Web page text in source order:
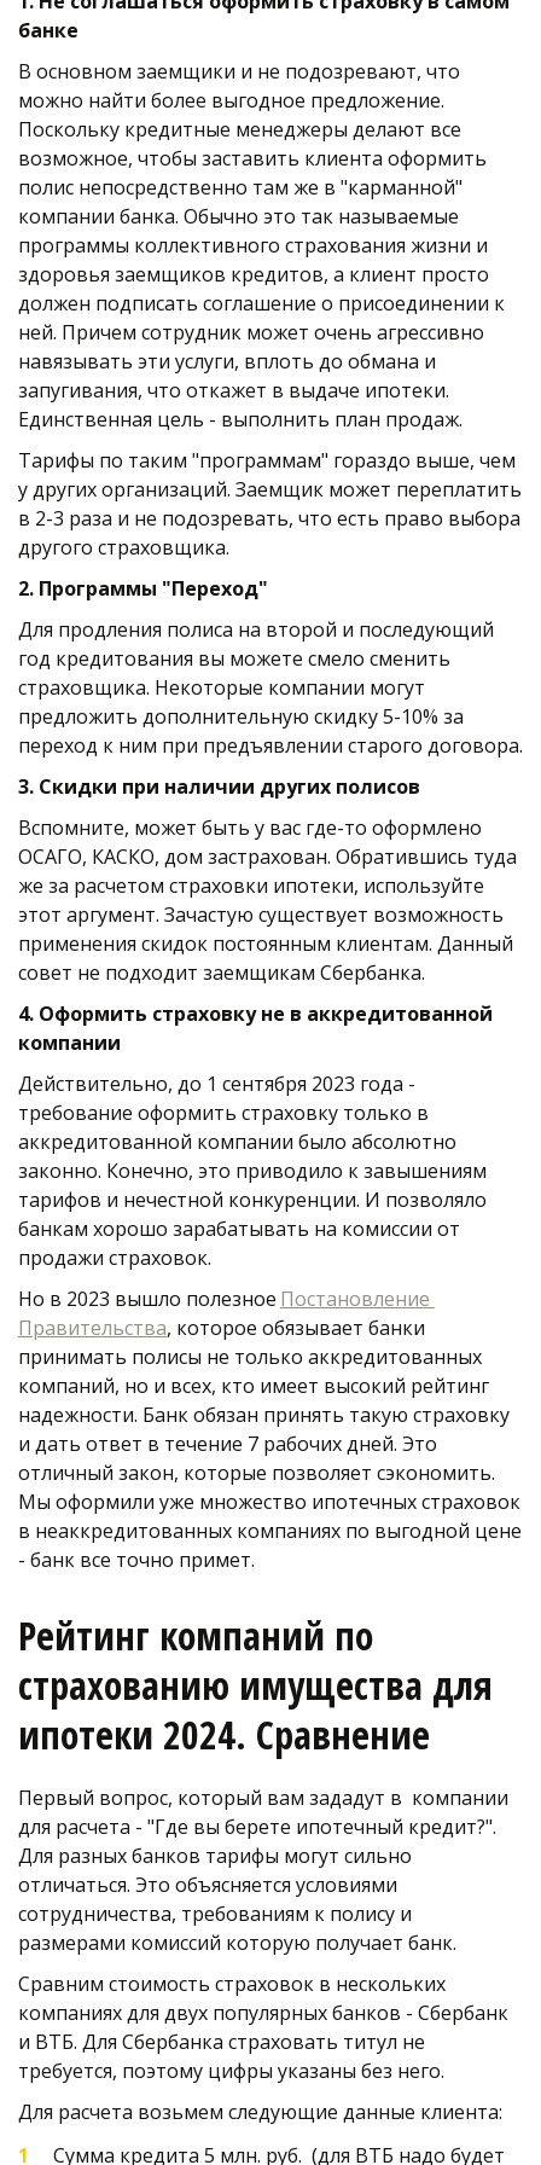
банке
В основном заемщики и не подозревают, что
можно найти более выгодное предложение.
Поскольку кредитные менеджеры делают все
возможное, чтобы заставить клиента оформить
полис непосредственно там же в "карманной"
компании банка. Обычно это так называемые
программы коллективного страхования жизни и
здоровья заемщиков кредитов, а клиент просто
должен подписать соглашение о присоединении к
ней. Причем сотрудник может очень агрессивно
навязывать эти услуги, вплоть до обмана и
запугивания, что откажет в выдаче ипотеки.
Единственная цель - выполнить план продаж.
Тарифы по таким "программам" гораздо выше, чем
у других организаций. Заемщик может переплатить
в 2-3 раза и не подозревать, что есть право выбора
другого страховщика.
2. Программы "Переход"
Для продления полиса на второй и последующий
год кредитования вы можете смело сменить
страховщика. Некоторые компании могут
предложить дополнительную скидку 5-10% за
3. Скидки при наличии других полисов
Вспомните, может быть у вас где-то оформлено
ОСАГО, КАСКО, дом застрахован. Обратившись туда
же за расчетом страховки ипотеки, используйте
этот аргумент. Зачастую существует возможность
применения скидок постоянным клиентам. Данный
совет не подходит заемщикам Сбербанка.
4. Оформить страховку не в аккредитованной
компании
Действительно, до 1 сентября 2023 года -
требование оформить страховку только в
аккредитованной компании было абсолютно
законно. Конечно, это приводило к завышениям
тарифов и нечестной конкуренции. И позволяло
банкам хорошо зарабатывать на комиссии от
продажи страховок.
Но в 2023 вышло полезное Постановление
Правительства, которое обязывает банки
принимать полисы не только аккредитованных
компаний, но и всех, кто имеет высокий рейтинг
надежности. Банк обязан принять такую страховку
и дать ответ в течение 7 рабочих дней. Это
отличный закон, которые позволяет сэкономить.
Мы оформили уже множество ипотечных страховок
в неаккредитованных компаниях по выгодной цене
- банк все точно примет.
Рейтинг компаний по
страхованию имущества для
ипотеки 2024. Сравнение
Первый вопрос, который вам зададут в  компании
для расчета - "Где вы берете ипотечный кредит?".
Для разных банков тарифы могут сильно
отличаться. Это объясняется условиями
сотрудничества, требованиям к полису и
размерами комиссий которую получает банк.
Сравним стоимость страховок в нескольких
компаниях для двух популярных банков - Сбербанк
и ВТБ. Для Сбербанка страховать титул не
требуется, поэтому цифры указаны без него.
Для расчета возьмем следующие данные клиента:
Сумма кредита 5 млн. руб.  (для ВТБ надо будет